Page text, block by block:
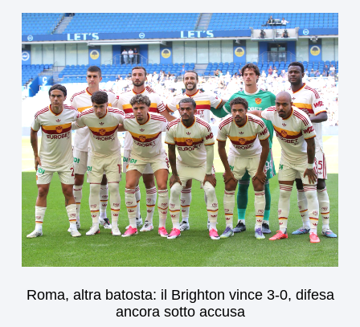
Roma, altra batosta: il Brighton vince 3-0, difesa
ancora sotto accusa